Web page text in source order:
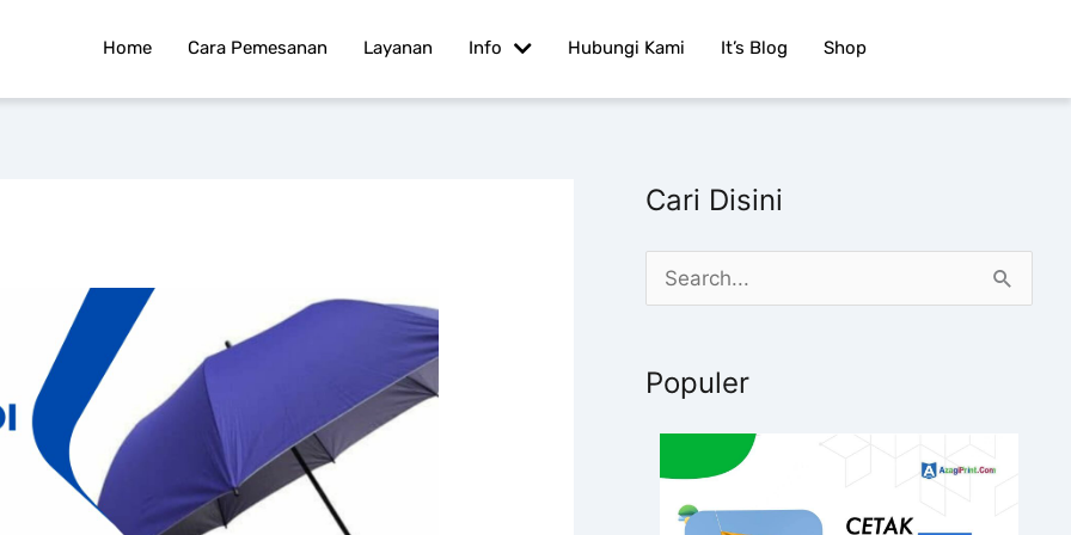
Home Cara Pemesanan Layanan Info Hubungi Kami It’s Blog Shop
Cari Disini
rPopuler